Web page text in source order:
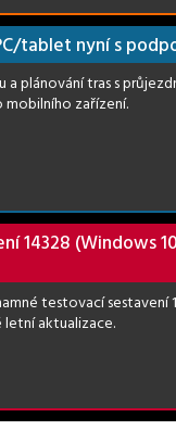
tablet nyní s
plánování tras s
zařízení.
14328
testovací sestavení
letní aktualizace.